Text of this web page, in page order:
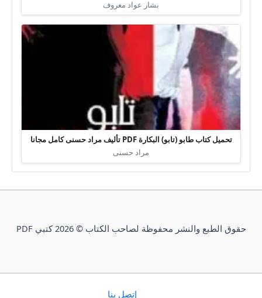
بشار عواد معروف
تحميل كتاب طابو (تابو) البكارة PDF تأليف مراد حسنى كامل مجانا
مراد حسنى
حقوق الطبع والنشر محفوظة لصاحب الكتاب © 2026 كتبي PDF
إتصل بنا